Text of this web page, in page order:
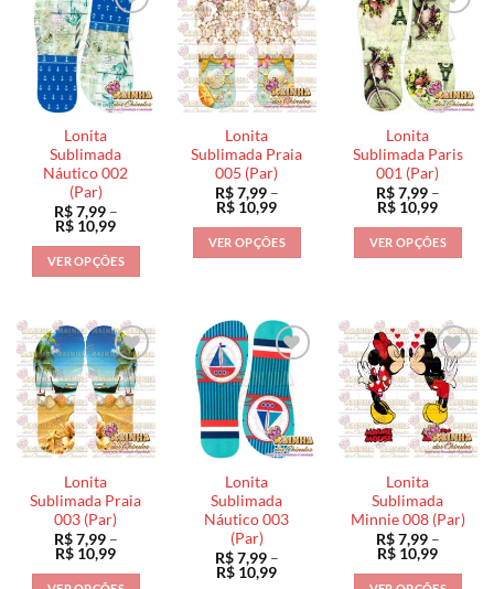
Lonita
Sublimada
Náutico 002
(Par)
R$7,99 –
R$ 10,99Faixa
preço:
R$ 7,99
através
VER OPÇÕES
tem
várias
variantes.
As
opções
podem
ser
escolhidas
na
página
do
Lonita
Sublimada Praia
005 (Par)
R$7,99 –
R$ 10,99Faixa
preço:
R$ 7,99
através
VER OPÇÕES
várias
variantes.
As
opções
podem
ser
escolhidas
na
página
do
produto
Lonita
Sublimada Paris
001 (Par)
R$7,99 –
R$ 10,99Faixa
preço:
R$ 7,99
através
VER OPÇÕES
várias
variantes.
As
opções
podem
ser
escolhidas
na
página
do
produto
Lonita
Sublimada Praia
003 (Par)
R$7,99 –
R$ 10,99Faixa
preço:
Lonita
Sublimada
Náutico 003
(Par)
R$7,99 –
R$ 10,99Faixa
Lonita
Sublimada
Minnie 008 (Par)
R$7,99 –
R$ 10,99Faixa
preço: